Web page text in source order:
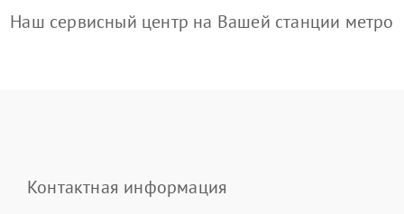
Наш сервисный центр на Вашей станции метро
Контактная информация